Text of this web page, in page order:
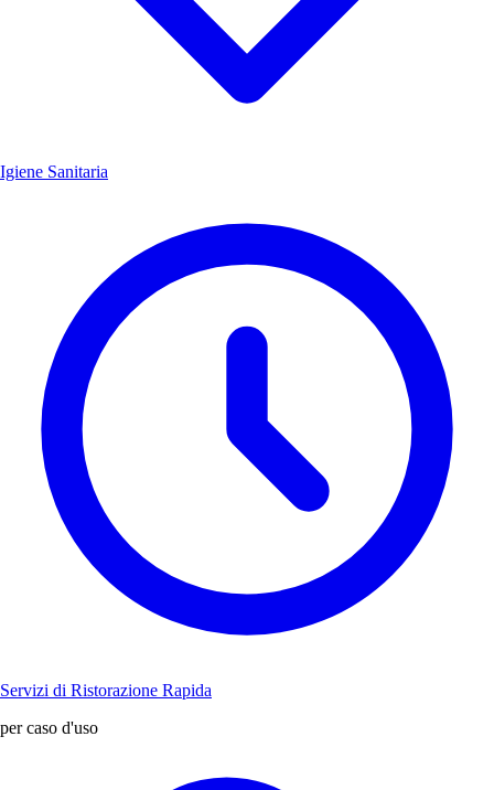
Igiene Sanitaria
Servizi di Ristorazione Rapida
per caso d'uso